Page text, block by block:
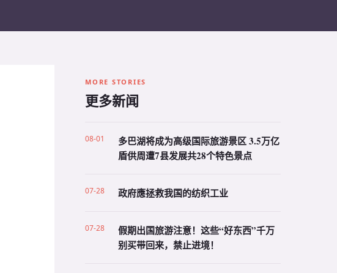
MORE STORIES
更多新闻
08-01
多巴湖将成为高级国际旅游景区 3.5万亿
盾供周遭7县发展共28个特色景点
07-28 政府應拯救我国的纺织工业
07-28
假期出国旅游注意！这些“好东西”千万
别买带回来，禁止进境！